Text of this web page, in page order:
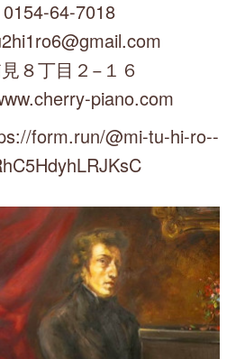
64-7018
８丁目２−１６
piano.com
form.run/@mi-tu-hi-ro--